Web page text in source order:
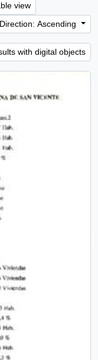
view
Direction: Ascending
with digital objects